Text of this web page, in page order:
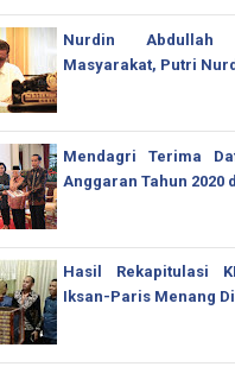
Nurdin Abdullah
Masyarakat, Putri
Mendagri Terima
Anggaran Tahun 2020
Hasil Rekapitulasi
Iksan-Paris Menang